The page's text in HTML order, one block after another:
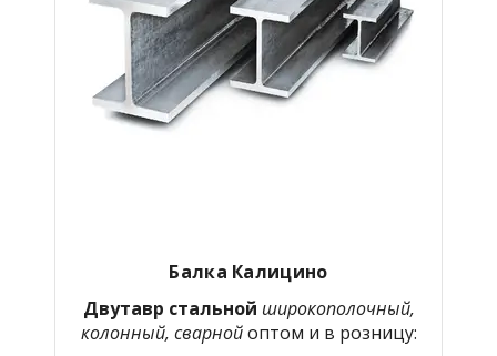
Балка Калицино
Двутавр стальной широкополочный,
колонный, сварнойоптом и в розницу: